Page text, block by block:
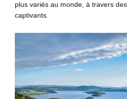
plus variés au monde, à travers
captivants.